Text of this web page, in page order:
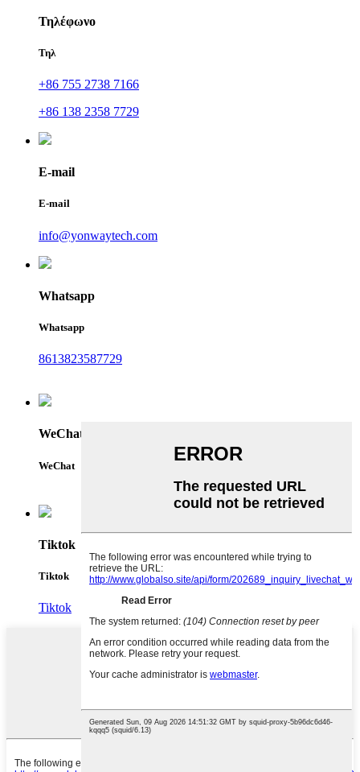
Τηλέφωνο
Τηλ
+86 755 2738 7166
+86 138 2358 7729
E-mail
E-mail
info@yonwaytech.com
Whatsapp
Whatsapp
8613823587729
WeChat
WeChat
Tiktok
Tiktok
Tiktok